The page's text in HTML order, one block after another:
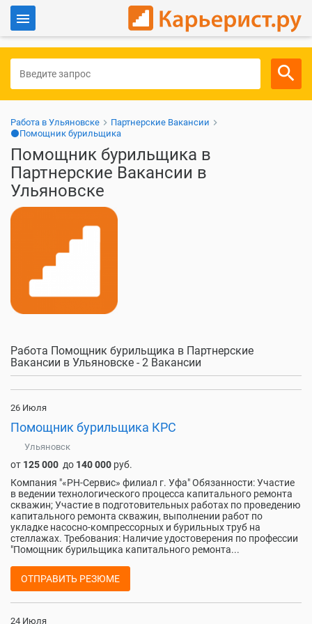
Для работодателей
Работа в Ульяновске
Партнерские Вакансии
⚫Помощник бурильщика
Помощник бурильщика в
Партнерские Вакансии в
Ульяновске
Работа Помощник бурильщика в Партнерские
Вакансии в Ульяновске - 2 Вакансии
26 Июля
Помощник бурильщика КРС
Ульяновск
от 125 000 до 140 000 руб.
Компания "«РН-Сервис» филиал г. Уфа" Обязанности: Участие
в ведении технологического процесса капитального ремонта
скважин; Участие в подготовительных работах по проведению
капитального ремонта скважин, выполнении работ по
укладке насосно-компрессорных и бурильных труб на
стеллажах. Требования: Наличие удостоверения по профессии
"Помощник бурильщика капитального ремонта...
ОТПРАВИТЬ РЕЗЮМЕ
24 Июля